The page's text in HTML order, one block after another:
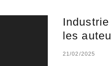
les
21/02/2025